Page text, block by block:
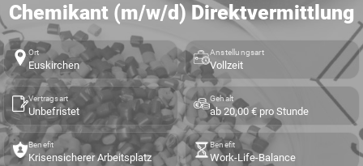
Chemikant (m/w/d) Direktvermittlung
Ort
Euskirchen
Anstellungsart
Vollzeit
Vertragsart
Unbefristet
Gehalt
ab 20,00 € pro Stunde
Benefit
Krisensicherer Arbeitsplatz
Benefit
Work-Life-Balance